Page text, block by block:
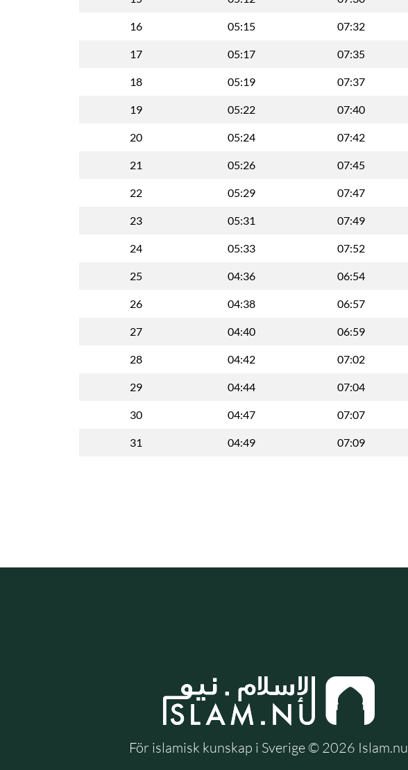
16 05:15 07:32
17 05:17 07:35
18 05:19 07:37
19 05:22 07:40
20 05:24 07:42
21 05:26 07:45
22 05:29 07:47
23 05:31 07:49
24 05:33 07:52
25 04:36 06:54
26 04:38 06:57
27 04:40 06:59
28 04:42 07:02
29 04:44 07:04
30 04:47 07:07
31 04:49 07:09
För islamisk kunskap i Sverige © 2026 Islam.nu